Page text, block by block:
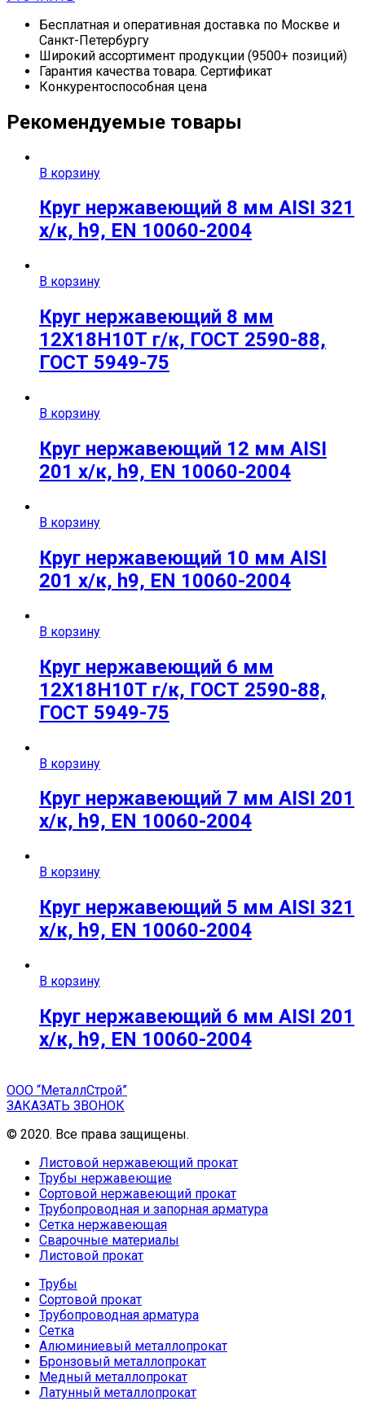
Бесплатная и оперативная доставка по Москве и
Санкт-Петербургу
Широкий ассортимент продукции (9500+ позиций)
Гарантия качества товара. Сертификат
Конкурентоспособная цена
Рекомендуемые товары
В корзину
Круг нержавеющий 8 мм AISI 321
х/к, h9, EN 10060-2004
В корзину
Круг нержавеющий 8 мм
12Х18Н10Т г/к, ГОСТ 2590-88,
ГОСТ 5949-75
В корзину
Круг нержавеющий 12 мм AISI
201 х/к, h9, EN 10060-2004
В корзину
Круг нержавеющий 10 мм AISI
201 х/к, h9, EN 10060-2004
В корзину
Круг нержавеющий 6 мм
12Х18Н10Т г/к, ГОСТ 2590-88,
ГОСТ 5949-75
В корзину
Круг нержавеющий 7 мм AISI 201
х/к, h9, EN 10060-2004
В корзину
Круг нержавеющий 5 мм AISI 321
х/к, h9, EN 10060-2004
В корзину
Круг нержавеющий 6 мм AISI 201
х/к, h9, EN 10060-2004
ООО “МеталлСтрой”
ЗАКАЗАТЬ ЗВОНОК
© 2020. Все права защищены.
Листовой нержавеющий прокат
Трубы нержавеющие
Сортовой нержавеющий прокат
Трубопроводная и запорная арматура
Сетка нержавеющая
Сварочные материалы
Листовой прокат
Трубы
Сортовой прокат
Трубопроводная арматура
Сетка
Алюминиевый металлопрокат
Бронзовый металлопрокат
Медный металлопрокат
Латунный металлопрокат